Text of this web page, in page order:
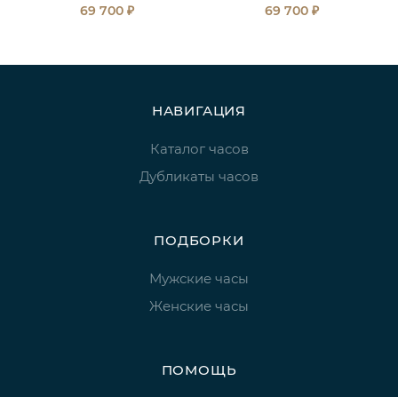
69 700 ₽ 69 700 ₽
НАВИГАЦИЯ
Каталог часов
Дубликаты часов
ПОДБОРКИ
Мужские часы
Женские часы
ПОМОЩЬ